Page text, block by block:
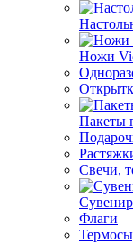
Ножи
Пакеты
Свечи,
Флаги